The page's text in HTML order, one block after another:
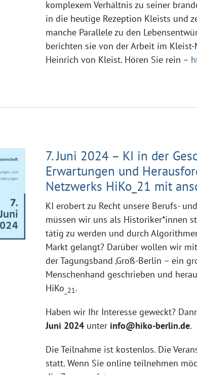
komplexem Verhältnis zu seiner
in die heutige Rezeption Kleists und
manche Parallele zu den
berichten sie von der Arbeit im
Heinrich von Kleist. Hören Sie rein –
7. Juni 2024 – KI in der
Erwartungen und
Netzwerks HiKo_21 mit
KI erobert zu Recht unsere Berufs-
müssen wir uns als Historiker*innen
tätig zu werden und durch
Markt gelangt? Darüber wollen wir
der Tagungsband ‚Groß-Berlin – ein
Menschenhand geschrieben und
HiKo _21.
Haben wir Ihr Interesse geweckt?
Juni 2024 unter info@hiko-berlin.de.
Die Teilnahme ist kostenlos. Die
statt. Wenn Sie online teilnehmen